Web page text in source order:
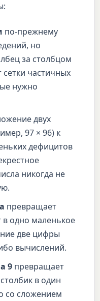
по-прежнему
но
за столбцом
частичных
нужно
двух
97 × 96) к
дефицитов
никогда не
превращает
в одно маленькое
две цифры
вычислений.
9 превращает
в один
со сложением